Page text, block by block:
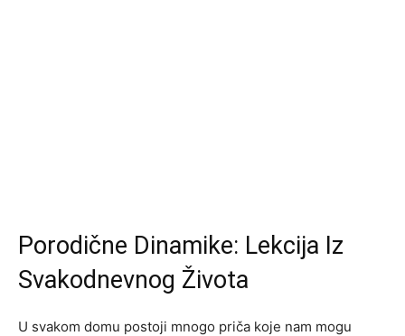
Porodične Dinamike: Lekcija Iz
Svakodnevnog Života
U svakom domu postoji mnogo priča koje nam mogu